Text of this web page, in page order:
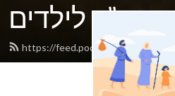
תנ”ך לילדים
https://feed.podbean.com/